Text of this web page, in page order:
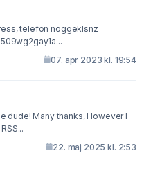
telefon noggeklsnz
07. apr 2023 kl. 19:54
dude! Many thanks, However I
22. maj 2025 kl. 2:53